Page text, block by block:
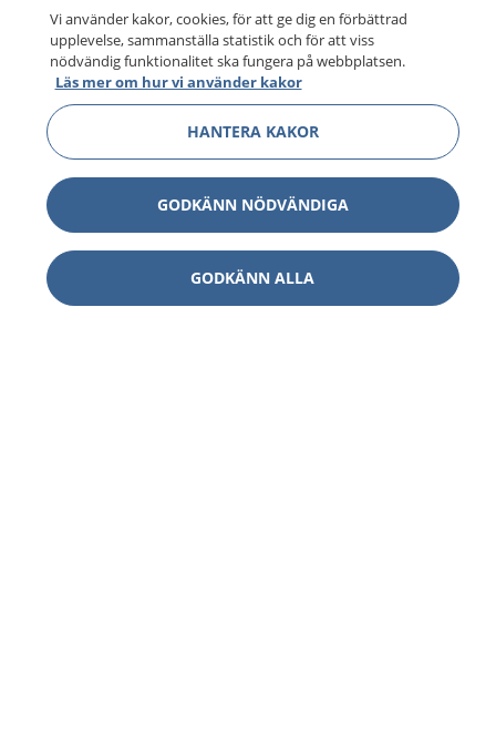
Vi använder kakor, cookies, för att ge dig en förbättrad
upplevelse, sammanställa statistik och för att viss
nödvändig funktionalitet ska fungera på webbplatsen.
Läs mer om hur vi använder kakor
HANTERA KAKOR
GODKÄNN NÖDVÄNDIGA
GODKÄNN ALLA